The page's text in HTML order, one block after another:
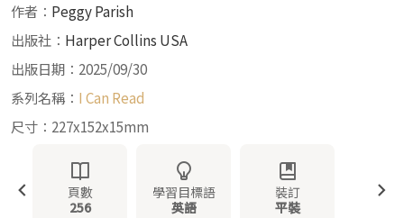
作者： Peggy Parish
出版社： Harper Collins USA
出版日期：2025/09/30
系列名稱： I Can Read
尺寸：227x152x15mm
頁數
256
學習目標語
英語
裝訂
平裝